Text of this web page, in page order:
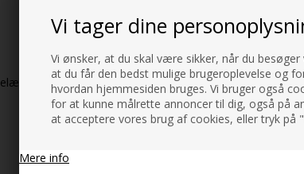
Vi tager dine
Vi ønsker, at du skal være sikker, når du
at du får den bedst mulige brugeroplevelse og
hvordan hjemmesiden bruges. Vi bruger også
for at kunne målrette annoncer til dig, også på
at acceptere vores brug af cookies, eller tryk
Mere info
Bundventil, Armatur og vandlås er tilkøb.